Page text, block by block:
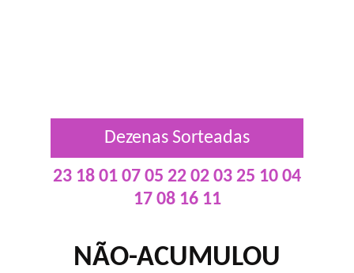
Dezenas Sorteadas
23 18 01 07 05 22 02 03 25 10 04
17 08 16 11
NÃO-ACUMULOU